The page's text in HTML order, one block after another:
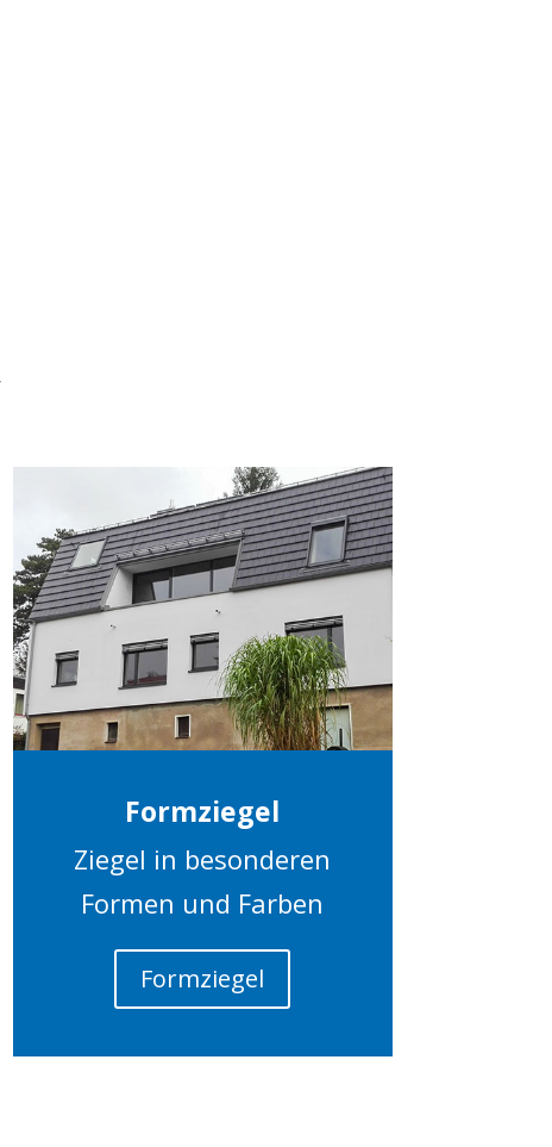
Formziegel
Ziegel in besonderen
Formen und Farben
Formziegel